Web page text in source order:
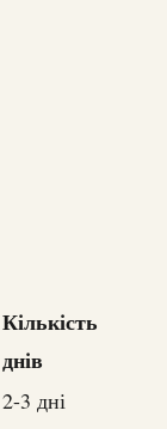
Кількість
днів
2-3 дні